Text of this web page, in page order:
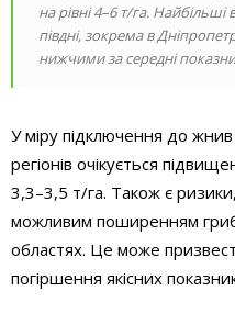
на рівні 4–6 т/га. Найбільші
півдні, зокрема в
нижчими за середні
У міру підключення до
регіонів очікується
3,3–3,5 т/га. Також є
можливим поширенням
областях. Це може
погіршення якісних